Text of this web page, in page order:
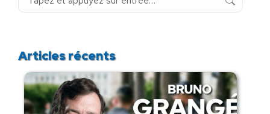
Articles récents